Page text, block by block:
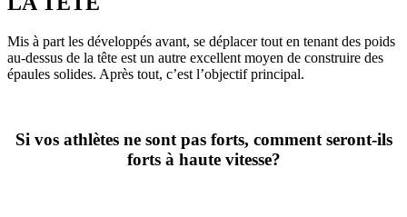
Mis à part les développés avant, se déplacer tout en tenant des poids
au-dessus de la tête est un autre excellent moyen de construire des
épaules solides. Après tout, c’est l’objectif principal.
Si vos athlètes ne sont pas forts, comment seront-ils
forts à haute vitesse?